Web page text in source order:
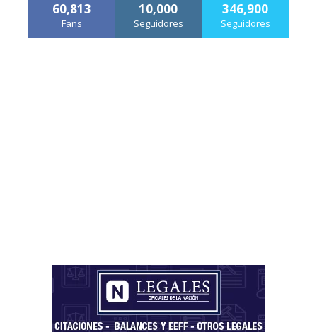
60,813
Fans
10,000
Seguidores
346,900
Seguidores